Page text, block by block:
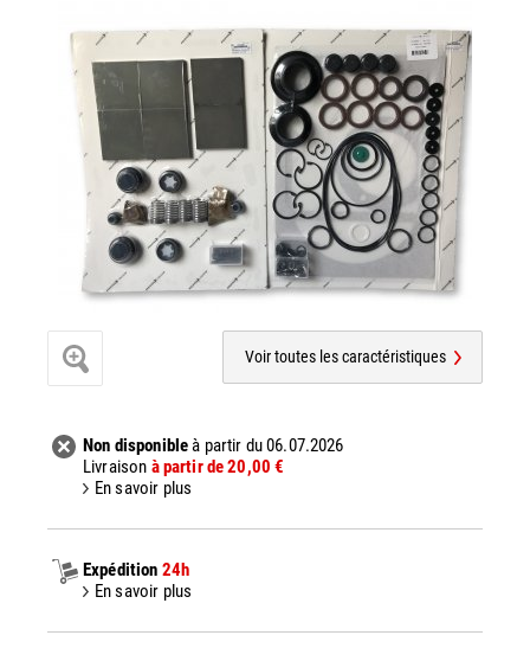
Voir toutes les caractéristiques
Non disponibleà partir du 06.07.2026
Livraison à partir de 20,00 €
En savoir plus
Expédition 24h
En savoir plus